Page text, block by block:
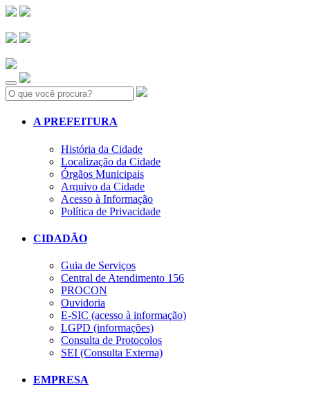
Search:
A PREFEITURA
História da Cidade
Localização da Cidade
Órgãos Municipais
Arquivo da Cidade
Acesso à Informação
Política de Privacidade
CIDADÃO
Guia de Serviços
Central de Atendimento 156
PROCON
Ouvidoria
E-SIC (acesso à informação)
LGPD (informações)
Consulta de Protocolos
SEI (Consulta Externa)
EMPRESA